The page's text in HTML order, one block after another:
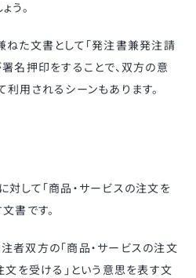
う。
ねた文書として「発注書兼発注請
名押印をすることで、双方の意
用されるシーンもあります。
して「商品・サービスの注文を
書です。
者双方の「商品・サービスの注文
文を受ける」という意思を表す文